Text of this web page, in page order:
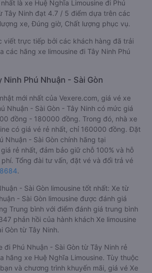
là xe Huệ Nghĩa Limousine đi Phú
Tây Ninh đạt 4.7 / 5 điểm dựa trên các
xe, Đúng giờ, Chất lượng phục vụ.
viết trực tiếp bởi các khách hàng đã trải
các hãng xe limousine đi Tây Ninh Phú
Ninh Phú Nhuận - Sài Gòn
mới nhất của Vexere.com, giá vé xe
Nhuận - Sài Gòn - Tây Ninh có mức giá
đồng - 180000 đồng. Trong đó, nhà xe
có giá vé rẻ nhất, chỉ 160000 đồng. Đặt
Nhuận - Sài Gòn chính hãng tại
rẻ nhất, đảm bảo giữ chỗ 100% và hỗ
Tổng đài tư vấn, đặt vé và đổi trả vé
.
- Sài Gòn limousine tốt nhất: Xe từ
- Sài Gòn limousine được đánh giá
Trung bình với điểm đánh giá trung bình
phản hồi của hành khách Xe limousine
Gòn từ Tây Ninh.
đi Phú Nhuận - Sài Gòn từ Tây Ninh rẻ
hãng xe Huệ Nghĩa Limousine. Tùy thuộc
và chương trình khuyến mãi, giá vé Xe